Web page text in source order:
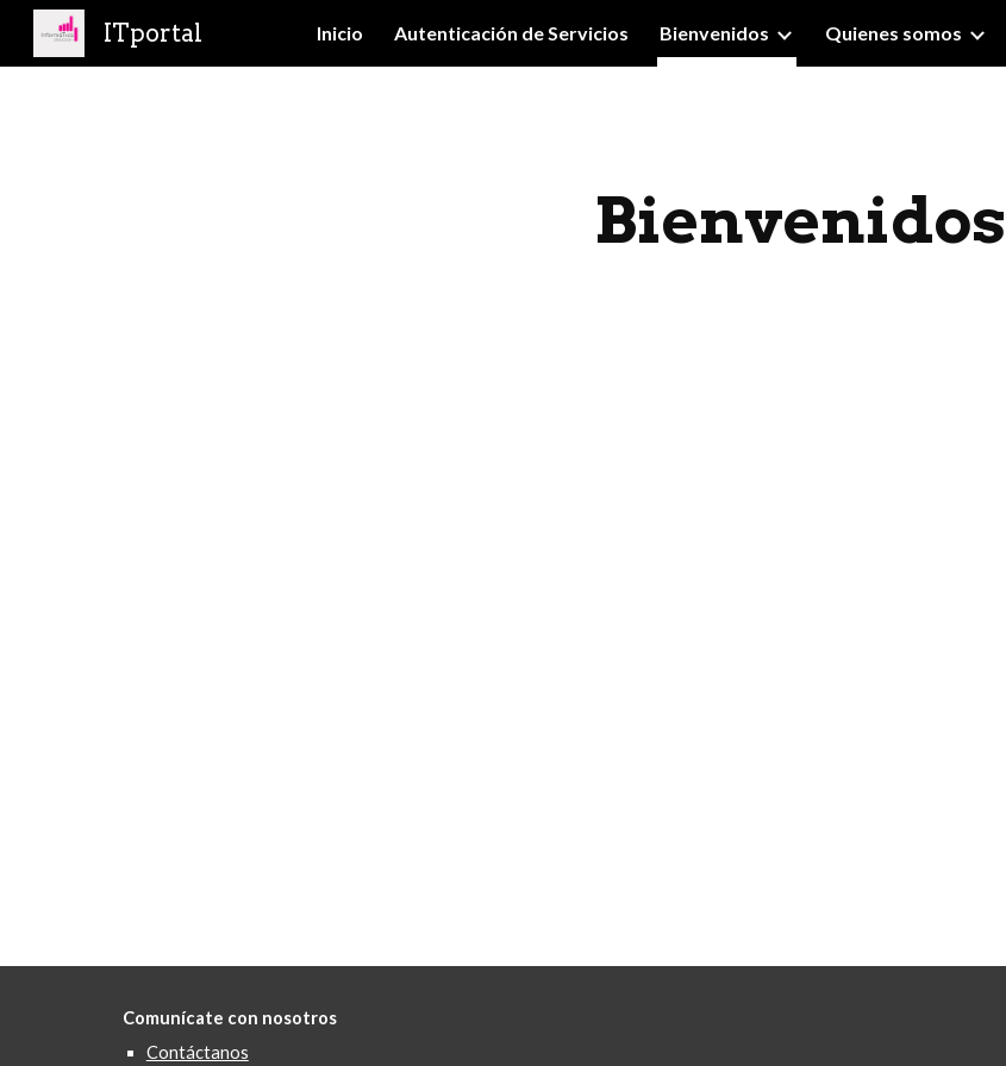
Skip to main content Skip to
ITportal Inicio Autenticación de Servicios Bienvenidos Quienes somos
Bienvenidos
Comunícate con nosotros
Contáctanos